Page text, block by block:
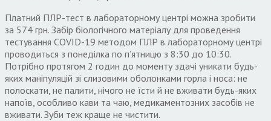
Платний ПЛР-тест в лабораторному центрі можна зробити
за 574 грн. Забір біологічного матеріалу для проведення
тестування COVID-19 методом ПЛР в лабораторному центрі
проводиться з понеділка по п’ятницю з 8:30 до 10:30.
Потрібно протягом 2 годин до моменту здачі уникати будь-
яких маніпуляцій зі слизовими оболонками горла і носа: не
полоскати, не палити, нічого не їсти й не вживати будь-яких
напоїв, особливо кави та чаю, медикаментозних засобів не
вживати. Зуби теж краще не чистити.